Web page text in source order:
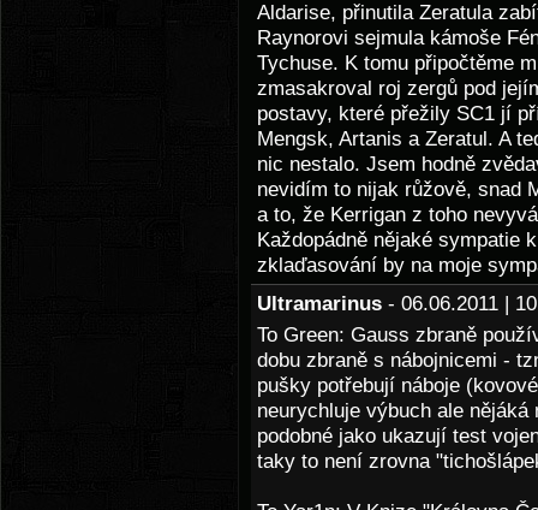
Aldarise, přinutila Zeratula
Raynorovi sejmula kámoše
Tychuse. K tomu připočtěme
zmasakroval roj zergů pod
postavy, které přežily SC1 jí
Mengsk, Artanis a Zeratul. A
nic nestalo. Jsem hodně
nevidím to nijak růžově, snad
a to, že Kerrigan z toho
Každopádně nějaké sympatie
zklaďasování by na moje
Ultramarinus - 06.06.2011 |
To Green: Gauss zbraně
dobu zbraně s nábojnicemi -
pušky potřebují náboje
neurychluje výbuch ale
podobné jako ukazují test
taky to není zrovna